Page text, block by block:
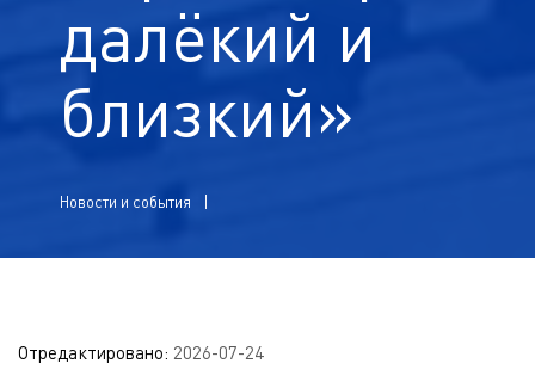
далёкий и
близкий»
Новости и события
Отредактировано: 2026-07-24